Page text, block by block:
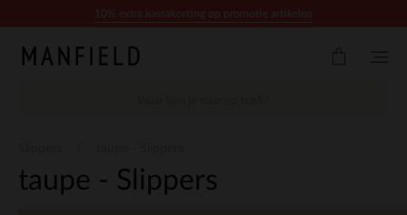
taupe - Slippers